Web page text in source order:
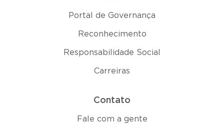
Portal de Governança
Reconhecimento
Responsabilidade Social
Carreiras
Contato
Fale com a gente